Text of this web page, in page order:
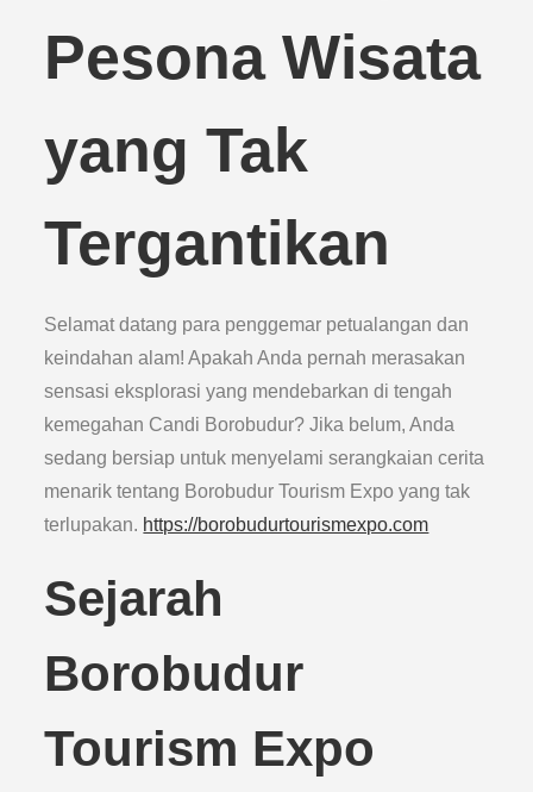
Pesona Wisata
yang Tak
Tergantikan
Selamat datang para penggemar petualangan dan
keindahan alam! Apakah Anda pernah merasakan
sensasi eksplorasi yang mendebarkan di tengah
kemegahan Candi Borobudur? Jika belum, Anda
sedang bersiap untuk menyelami serangkaian cerita
menarik tentang Borobudur Tourism Expo yang tak
terlupakan. https://borobudurtourismexpo.com
Sejarah
Borobudur
Tourism Expo